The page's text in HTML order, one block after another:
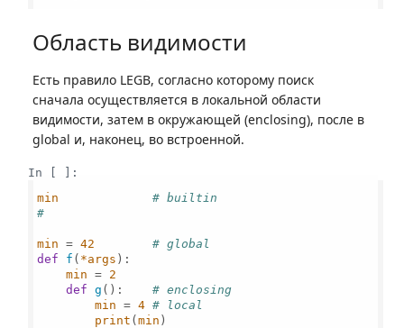
Область видимости
Есть правило LEGB, согласно которому поиск
сначала осуществляется в локальной области
видимости, затем в окружающей (enclosing), после в
global и, наконец, во встроенной.
In [ ]:
min
# builtin
#
min = 42
# global
def
f ( *args ):
min = 2
def
g (): # enclosing
min = 4 # local
print (min )